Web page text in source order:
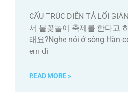
CẤU TRÚC DIỄN TẢ LỐI
서 불꽃놀이 축제를 한다고
래요?Nghe nói ở sông Hàn
em đi
READ MORE »